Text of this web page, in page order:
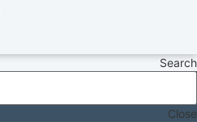
Search
Close